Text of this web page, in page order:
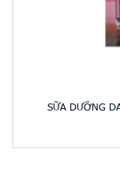
SỮA DƯỠNG